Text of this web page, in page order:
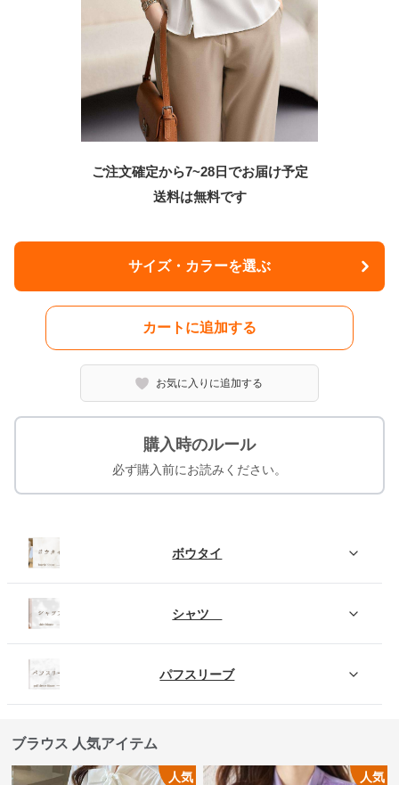
ご注文確定から7~28日でお届け予定
送料は無料です
サイズ・カラーを選ぶ
カートに追加する
お気に入りに追加する
購入時のルール
必ず購入前にお読みください。
ボウタイ
シャツ
パフスリーブ
ブラウス 人気アイテム
人気 人気